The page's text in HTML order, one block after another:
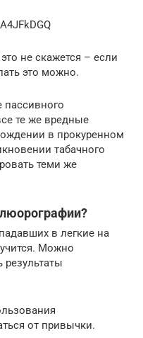
не скажется – если
это можно.
пассивного
те же вредные
в прокуренном
табачного
теми же
в легкие на
Можно
результаты
от привычки.